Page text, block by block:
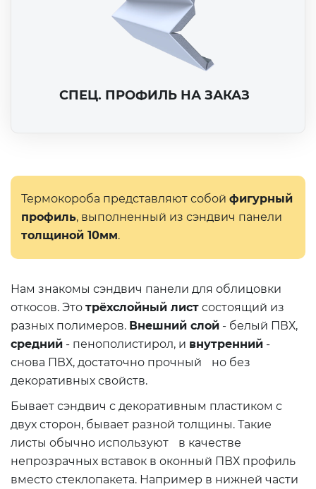
СПЕЦ. ПРОФИЛЬ НА ЗАКАЗ
Термокороба представляют собой фигурный
профиль, выполненный из сэндвич панели
толщиной 10мм.
Нам знакомы сэндвич панели для облицовки
откосов. Это трёхслойный лист состоящий из
разных полимеров. Внешний слой - белый ПВХ,
средний - пенополистирол, и внутренний -
снова ПВХ, достаточно прочный но без
декоративных свойств.
Бывает сэндвич с декоративным пластиком с
двух сторон, бывает разной толщины. Такие
листы обычно используют в качестве
непрозрачных вставок в оконный ПВХ профиль
вместо стеклопакета. Например в нижней части